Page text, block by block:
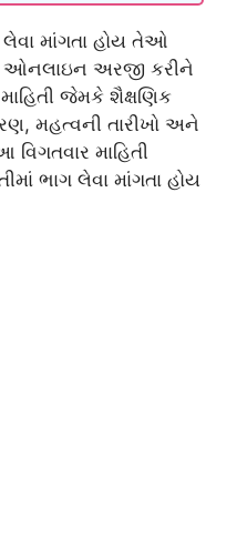
માંગતા હોય તેઓ
અરજી કરીને
જેમકે શૈક્ષણિક
મહત્વની તારીખો અને
માહિતી
ભાગ લેવા માંગતા હોય